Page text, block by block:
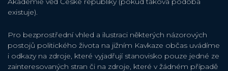
existuje).
Pro bezprostřední vhled a ilustraci některých názorových
postojů politického života na jižním Kavkaze občas uvádíme
i odkazy na zdroje, které vyjadřují stanovisko pouze jedné ze
zainteresovaných stran či na zdroje, které v žádném případě